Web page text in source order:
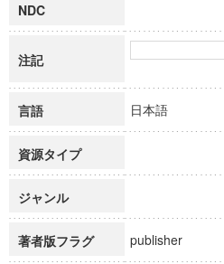
NDC
注記
言語 日本語
資源タイプ
ジャンル
著者版フラグ publisher